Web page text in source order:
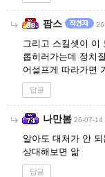
팜스
그리고 스킬셋이 이
롭히러가는데 정치
어설프게 따라가면
답글
나만봄 26-07-14
알아도 대처가 안 되
상대해보면 앎
답글